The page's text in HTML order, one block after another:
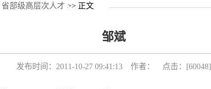
坛
省部级高层次人才 >> 正文
邹斌
发布时间：2011-10-27 09:41:13 作者： 点击：[60048]